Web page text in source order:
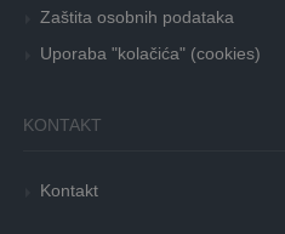
Zaštita osobnih podataka
Uporaba "kolačića" (cookies)
KONTAKT
Kontakt